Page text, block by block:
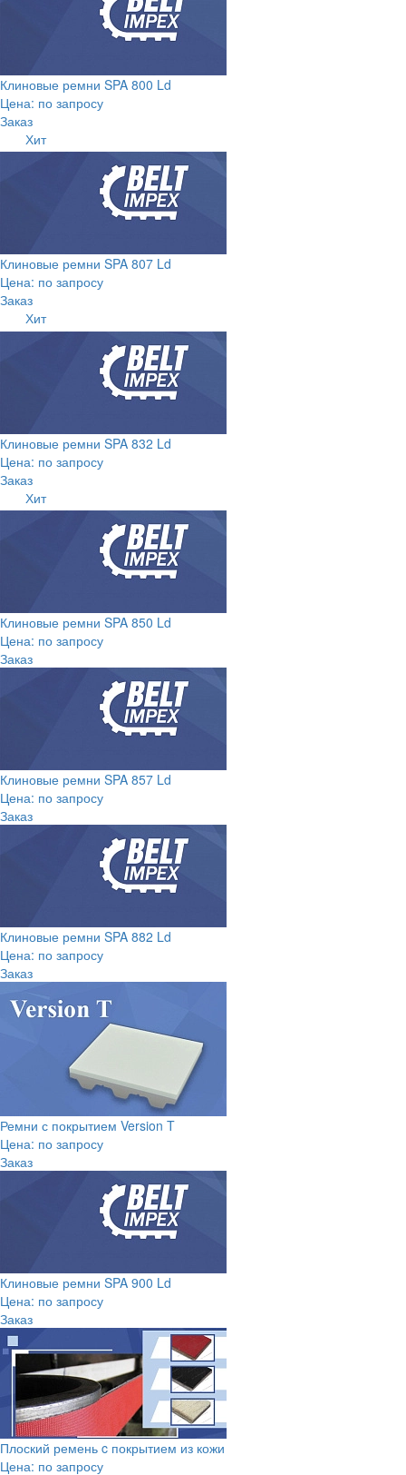
Клиновые ремни SPA 800 Ld
Цена: по запросу
Заказ
Хит
Клиновые ремни SPA 807 Ld
Цена: по запросу
Заказ
Хит
Клиновые ремни SPA 832 Ld
Цена: по запросу
Заказ
Хит
Клиновые ремни SPA 850 Ld
Цена: по запросу
Заказ
Клиновые ремни SPA 857 Ld
Цена: по запросу
Заказ
Клиновые ремни SPA 882 Ld
Цена: по запросу
Заказ
Ремни с покрытием Version T
Цена: по запросу
Заказ
Клиновые ремни SPA 900 Ld
Цена: по запросу
Заказ
Плоский ремень c покрытием из кожи
Цена: по запросу